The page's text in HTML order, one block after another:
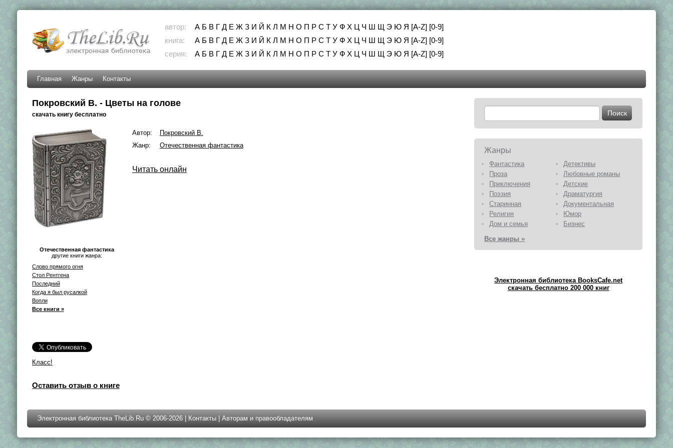
автор: А Б В Г Д Е Ж З И Й К Л М Н О П Р С Т У Ф Х Ц Ч Ш Щ Э Ю Я [A-Z] [0-9]
книга:
А Б В Г Д Е Ж З И Й К Л М Н О П Р С Т У Ф Х Ц Ч Ш Щ Э Ю Я [A-Z] [0-9]
серия:
А Б В Г Д Е Ж З И Й К Л М Н О П Р С Т У Ф Х Ц Ч Ш Щ Э Ю Я [A-Z] [0-9]
Главная Жанры Контакты
Покровский В. - Цветы на голове
скачать книгу бесплатно
Отечественная фантастика
другие книги жанра:
Слово прямого огня
Стол Рентгена
Последний
Когда я был русалкой
Вопли
Все книги »
Класс!
Автор:
Покровский В.
Жанр:
Отечественная фантастика
Читать онлайн
Оставить отзыв о книге
Жанры
Фантастика
Детективы
Проза
Любовные романы
Приключения
Детские
Поэзия
Драматургия
Старинная
Документальная
Религия
Юмор
Дом и семья
Бизнес
Все жанры »
Электронная библиотека BooksCafe.net
скачать бесплатно 200 000 книг
Электронная библиотека TheLib.Ru © 2006-2026 | Контакты| Авторам и правообладателям